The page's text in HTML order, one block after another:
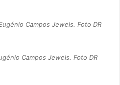
Campos Jewels. Foto DR
Campos Jewels. Foto DR